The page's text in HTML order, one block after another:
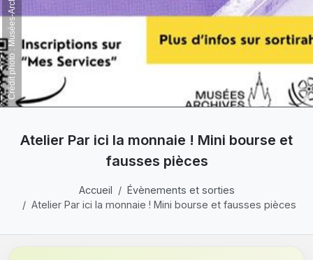
Atelier Par ici la monnaie ! Mini bourse et
fausses pièces
Accueil
Évènements et sorties
Atelier Par ici la monnaie ! Mini bourse et fausses pièces